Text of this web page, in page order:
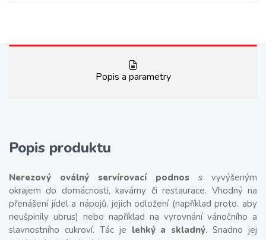
Popis a parametry
Popis produktu
Nerezový oválný servírovací podnos s vyvýšeným
okrajem do domácnosti, kavárny či restaurace. Vhodný na
přenášení jídel a nápojů, jejich odložení (například proto. aby
neušpinily ubrus) nebo například na vyrovnání vánočního a
slavnostního cukroví. Tác je lehký a skladný. Snadno jej